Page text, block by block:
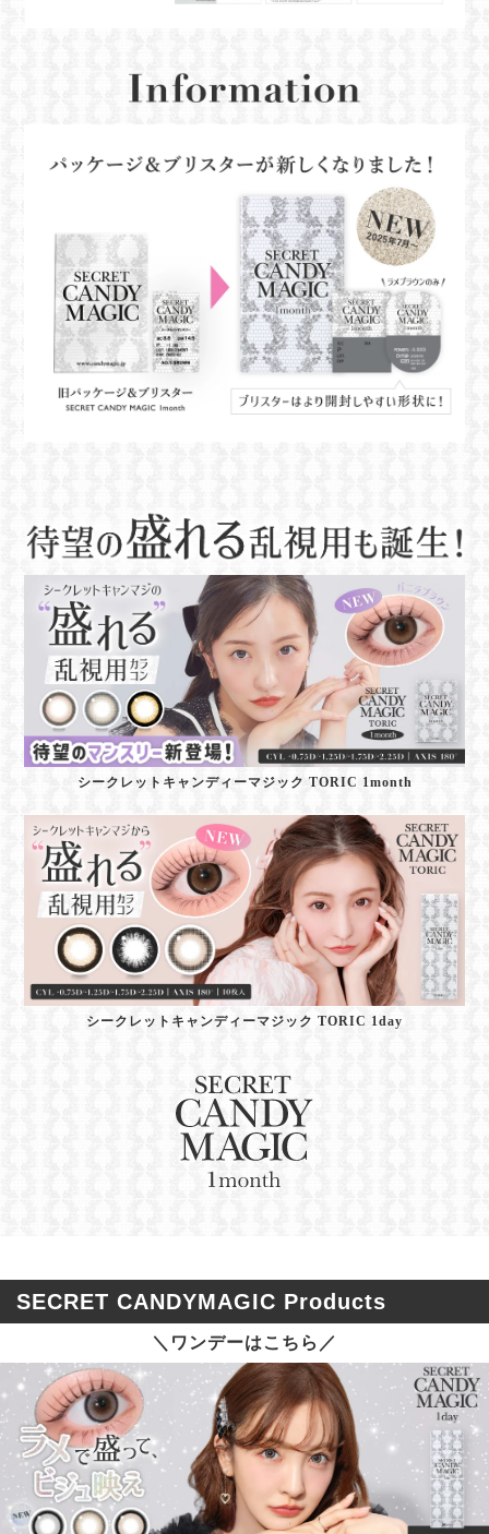
シークレットキャンディーマジック TORIC 1month
シークレットキャンディーマジック TORIC 1day
SECRET CANDYMAGIC Products
＼ワンデーはこちら／